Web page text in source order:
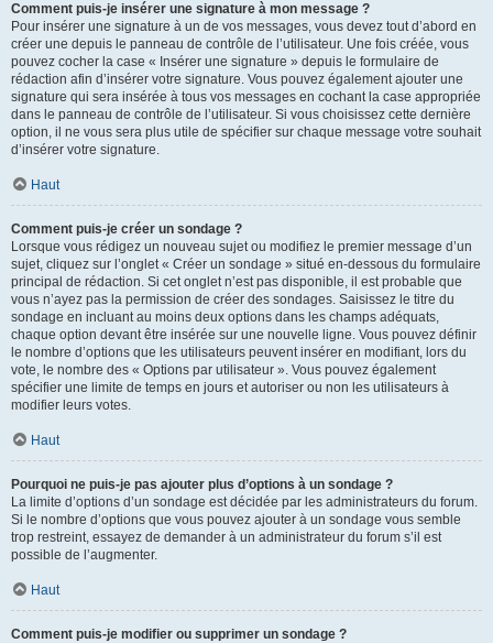
Comment puis-je insérer une signature à mon message ?
Pour insérer une signature à un de vos messages, vous devez tout d’abord en
créer une depuis le panneau de contrôle de l’utilisateur. Une fois créée, vous
pouvez cocher la case « Insérer une signature » depuis le formulaire de
rédaction afin d’insérer votre signature. Vous pouvez également ajouter une
signature qui sera insérée à tous vos messages en cochant la case appropriée
dans le panneau de contrôle de l’utilisateur. Si vous choisissez cette dernière
option, il ne vous sera plus utile de spécifier sur chaque message votre souhait
d’insérer votre signature.
Haut
Comment puis-je créer un sondage ?
Lorsque vous rédigez un nouveau sujet ou modifiez le premier message d’un
sujet, cliquez sur l’onglet « Créer un sondage » situé en-dessous du formulaire
principal de rédaction. Si cet onglet n’est pas disponible, il est probable que
vous n’ayez pas la permission de créer des sondages. Saisissez le titre du
sondage en incluant au moins deux options dans les champs adéquats,
chaque option devant être insérée sur une nouvelle ligne. Vous pouvez définir
le nombre d’options que les utilisateurs peuvent insérer en modifiant, lors du
vote, le nombre des « Options par utilisateur ». Vous pouvez également
spécifier une limite de temps en jours et autoriser ou non les utilisateurs à
modifier leurs votes.
Haut
Pourquoi ne puis-je pas ajouter plus d’options à un sondage ?
La limite d’options d’un sondage est décidée par les administrateurs du forum.
Si le nombre d’options que vous pouvez ajouter à un sondage vous semble
trop restreint, essayez de demander à un administrateur du forum s’il est
possible de l’augmenter.
Haut
Comment puis-je modifier ou supprimer un sondage ?